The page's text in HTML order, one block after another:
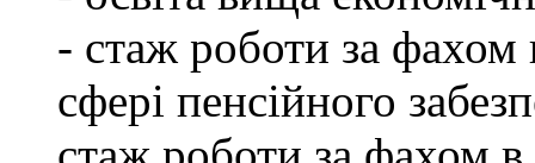
- стаж роботи за фахом
сфері пенсійного